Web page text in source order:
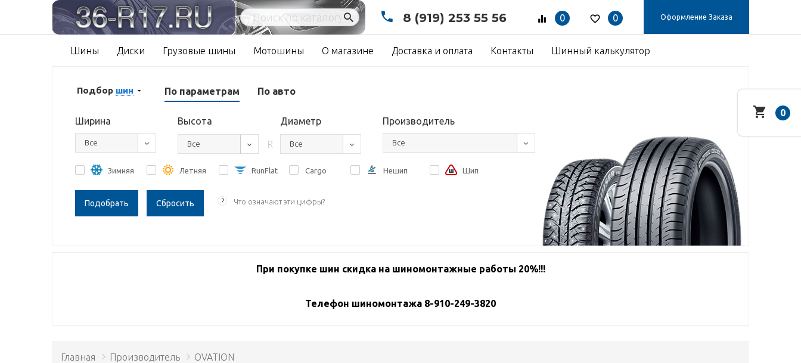
0
0 Оформление Заказа
8 (919) 253 55 56
Шины Диски Грузовые шины Мотошины О магазине Доставка и оплата Контакты Шинный калькулятор
По параметрам По авто
Подбор шин
Ширина
Все
Высота
Все
Диаметр
R Все
Производитель
Все
Зимняя Летняя RunFlat Cargo Нешип Шип
Сбросить ? Что означают эти цифры?
При покупке шин скидка на шиномонтажные работы 20%!!!
Телефон шиномонтажа 8-910-249-3820
Главная Производитель OVATION
0